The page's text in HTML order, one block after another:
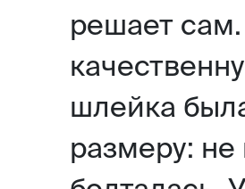
решает
шлейка
размеру: